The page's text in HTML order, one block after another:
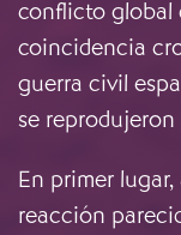
conflicto global
coincidencia
guerra civil
se reprodujeron
En primer
reacción